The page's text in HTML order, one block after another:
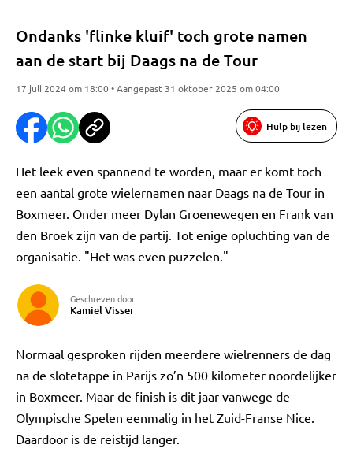
Ondanks 'flinke kluif' toch grote namen
aan de start bij Daags na de Tour
17 juli 2024 om 18:00 • Aangepast 31 oktober 2025 om 04:00
Hulp bij lezen
Het leek even spannend te worden, maar er komt toch
een aantal grote wielernamen naar Daags na de Tour in
Boxmeer. Onder meer Dylan Groenewegen en Frank van
den Broek zijn van de partij. Tot enige opluchting van de
organisatie. "Het was even puzzelen."
Geschreven door
Kamiel Visser
Normaal gesproken rijden meerdere wielrenners de dag
na de slotetappe in Parijs zo’n 500 kilometer noordelijker
in Boxmeer. Maar de finish is dit jaar vanwege de
Olympische Spelen eenmalig in het Zuid-Franse Nice.
Daardoor is de reistijd langer.